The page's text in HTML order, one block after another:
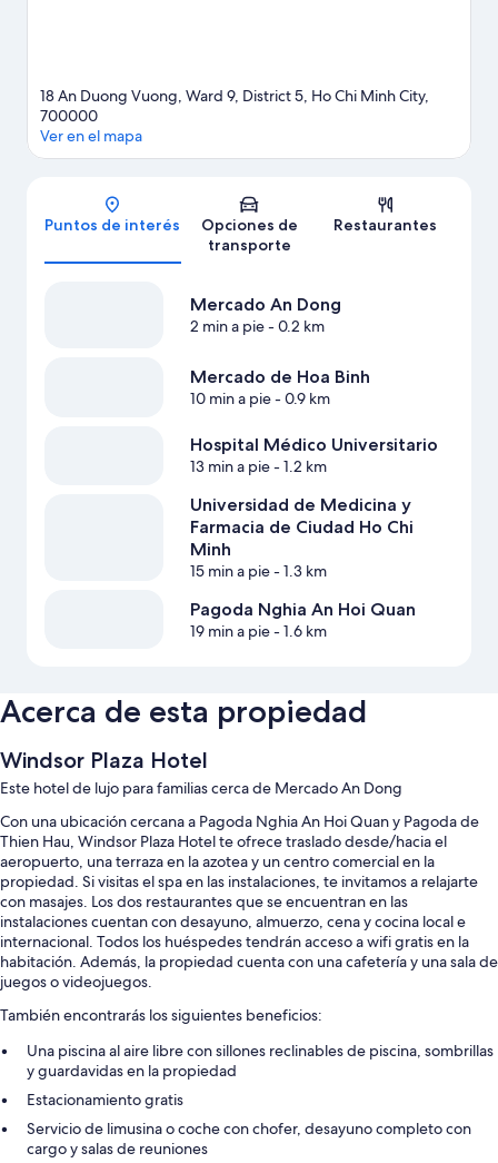
18 An Duong Vuong, Ward 9, District 5, Ho Chi Minh City,
700000
Ver en el mapa
Puntos de interés
Opciones de
transporte
Restaurantes
Mercado An Dong
2 min a pie- 0.2 km
Mercado de Hoa Binh
10 min a pie- 0.9 km
Hospital Médico Universitario
13 min a pie- 1.2 km
Universidad de Medicina y
Farmacia de Ciudad Ho Chi
Minh
15 min a pie- 1.3 km
Pagoda Nghia An Hoi Quan
19 min a pie- 1.6 km
Acerca de esta propiedad
Windsor Plaza Hotel
Este hotel de lujo para familias cerca de Mercado An Dong
Con una ubicación cercana a Pagoda Nghia An Hoi Quan y Pagoda de
Thien Hau, Windsor Plaza Hotel te ofrece traslado desde/hacia el
aeropuerto, una terraza en la azotea y un centro comercial en la
propiedad. Si visitas el spa en las instalaciones, te invitamos a relajarte
con masajes. Los dos restaurantes que se encuentran en las
instalaciones cuentan con desayuno, almuerzo, cena y cocina local e
internacional. Todos los huéspedes tendrán acceso a wifi gratis en la
habitación. Además, la propiedad cuenta con una cafetería y una sala de
juegos o videojuegos.
También encontrarás los siguientes beneficios:
Una piscina al aire libre con sillones reclinables de piscina, sombrillas
y guardavidas en la propiedad
Estacionamiento gratis
Servicio de limusina o coche con chofer, desayuno completo con
cargo y salas de reuniones